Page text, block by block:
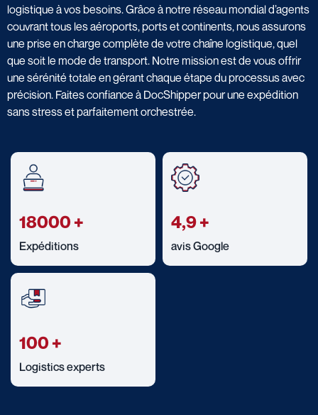
logistique à vos besoins. Grâce à notre réseau mondial d’agents
couvrant tous les aéroports, ports et continents, nous assurons
une prise en charge complète de votre chaîne logistique, quel
que soit le mode de transport. Notre mission est de vous offrir
une sérénité totale en gérant chaque étape du processus avec
précision. Faites confiance à DocShipper pour une expédition
sans stress et parfaitement orchestrée.
18000+
Expéditions
4,9+
avis Google
100+
Logistics experts